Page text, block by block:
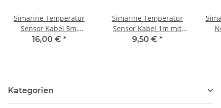
Simarine Temperatur
Sensor Kabel 5m,
1940136 TS02
16,00 € *
Simarine Temperatur
Sensor Kabel 1m mit
Stecker, 1940134 TS01K
9,50 € *
Kategorien